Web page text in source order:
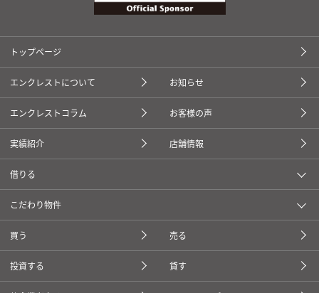
トップページ
エンクレストについて お知らせ
エンクレストコラム お客様の声
実績紹介 店舗情報
借りる
こだわり物件
買う 売る
投資する 貸す